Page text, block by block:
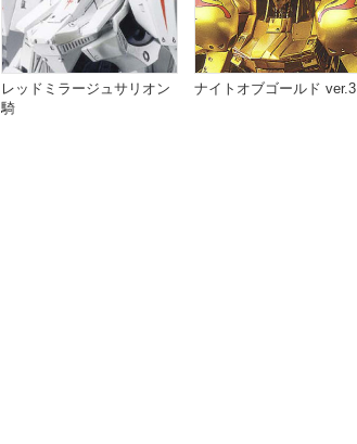
レッドミラージュサリオン
騎
ナイトオブゴールド ver.3